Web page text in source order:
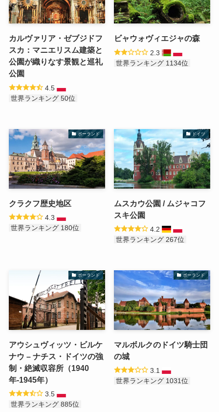
カルヴァリア・ゼブジドフ
スカ：マニエリスム建築と
公園が織りなす景観と巡礼
公園
4.5
世界ランキング 50位
ビャウォヴィエジャの森
2.3
世界ランキング 1134位
ポーランド
クラクフ歴史地区
4.3
世界ランキング 180位
ドイツ
ムスカウ公園 / ムジャコフ
スキ公園
4.2
世界ランキング 267位
ポーランド
アウシュヴィッツ・ビルケ
ナウ – ナチス・ドイツの強
制・絶滅収容所（1940
年-1945年）
3.5
世界ランキング 885位
ポーランド
マルボルクのドイツ騎士団
の城
3.1
世界ランキング 1031位